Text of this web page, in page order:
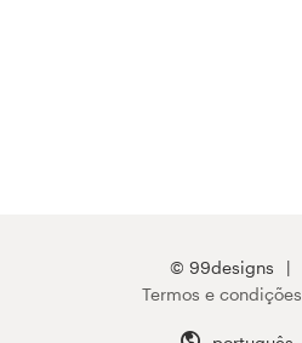
© 99designs
Termos e condições